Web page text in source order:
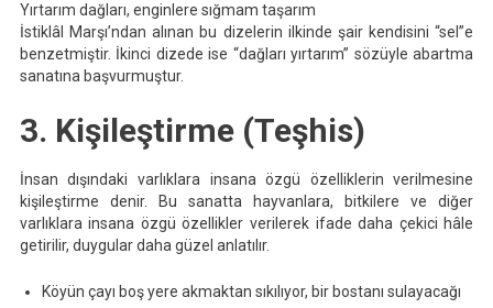
Yırtarım dağları, enginlere sığmam taşarım
İstiklâl Marşı’ndan alınan bu dizelerin ilkinde şair kendisini “sel”e
benzetmiştir. İkinci dizede ise “dağları yırtarım” sözüyle abartma
sanatına başvurmuştur.
3. Kişileştirme (Teşhis)
İnsan dışındaki varlıklara insana özgü özelliklerin verilmesine
kişileştirme denir. Bu sanatta hayvanlara, bitkilere ve diğer
varlıklara insana özgü özellikler verilerek ifade daha çekici hâle
getirilir, duygular daha güzel anlatılır.
Köyün çayı boş yere akmaktan sıkılıyor, bir bostanı sulayacağı